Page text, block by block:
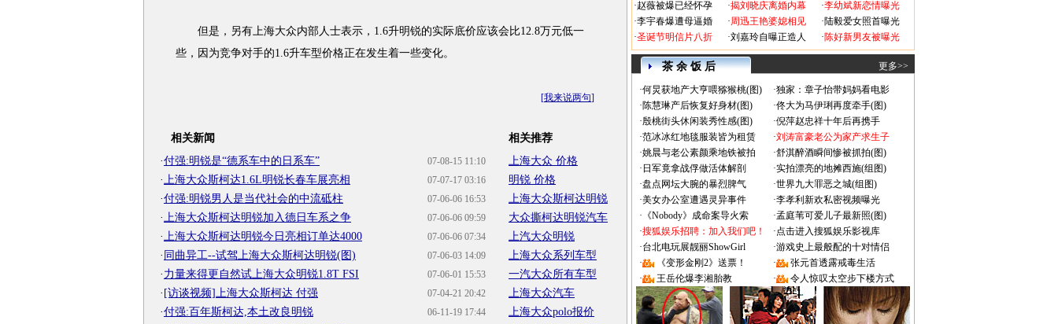
但是，另有上海大众内部人士表示，1.6升明锐的实际底价应该会比12.8万元低一
些，因为竞争对手的1.6升车型价格正在发生着一些变化。
[我来说两句]
相关新闻
07-08-15 11:10
·付强:明锐是“德系车中的日系车”
07-07-17 03:16
·上海大众斯柯达1.6L明锐长春车展亮相
07-06-06 16:53
·付强:明锐男人是当代社会的中流砥柱
07-06-06 09:59
·上海大众斯柯达明锐加入德日车系之争
07-06-06 07:34
·上海大众斯柯达明锐今日亮相订单达4000
07-06-03 14:09
· 同曲异工--试驾上海大众斯柯达明锐(图)
07-06-01 15:53
· 力量来得更自然试上海大众明锐1.8T FSI
07-04-21 20:42
· [访谈视频]上海大众斯柯达 付强
06-11-19 17:44
·付强:百年斯柯达,本土改良明锐
相关推荐
上海大众 价格
明锐 价格
上海大众斯柯达明锐
大众撕柯达明锐汽车
上汽大众明锐
上海大众系列车型
一汽大众所有车型
上海大众汽车
上海大众polo报价
·赵薇被爆已经怀孕
·李宇春爆遭母逼婚
·圣诞节明信片八折
·揭刘晓庆离婚内幕
·周迅王艳婆媳相见
·刘嘉玲自曝正造人
·李幼斌新恋情曝光
·陆毅爱女照首曝光
·陈好新男友被曝光
茶 余 饭 后 更多>>
·何炅获地产大亨喂猕猴桃(图) ·独家：章子怡带妈妈看电影
·陈慧琳产后恢复好身材(图) ·佟大为马伊琍再度牵手(图)
·殷桃街头休闲装秀性感(图) ·倪萍赵忠祥十年后再携手
·范冰冰红地毯服装皆为租赁 ·刘涛富豪老公为家产求生子
·姚晨与老公素颜乘地铁被拍 ·舒淇醉酒瞬间惨被抓拍(图)
· 日军竟拿战俘做活体解剖 ·实拍漂亮的地摊西施(组图)
·盘点网坛大腕的暴烈脾气 ·世界九大罪恶之城(组图)
·美女办公室遭遇灵异事件 ·李孝利新欢私密视频曝光
· 《Nobody》成命案导火索 ·孟庭苇可爱儿子最新照(图)
·搜狐娱乐招聘：加入我们吧！ ·点击进入搜狐娱乐影视库
·台北电玩展靓丽ShowGirl ·游戏史上最般配的十对情侣
·
《变形金刚2》送票！ ·
张元首透露戒毒生活
·
王岳伦爆李湘胎教 · 令人惊叹太空步下楼方式